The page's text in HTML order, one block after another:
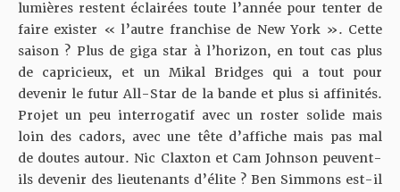
lumières restent éclairées toute l’année pour tenter de
faire exister « l’autre franchise de New York ». Cette
saison ? Plus de giga star à l’horizon, en tout cas plus
de capricieux, et un Mikal Bridges qui a tout pour
devenir le futur All-Star de la bande et plus si affinités.
Projet un peu interrogatif avec un roster solide mais
loin des cadors, avec une tête d’affiche mais pas mal
de doutes autour. Nic Claxton et Cam Johnson peuvent-
ils devenir des lieutenants d’élite ? Ben Simmons est-il